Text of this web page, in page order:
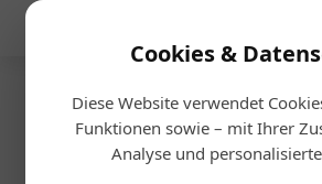
Cookies &
Diese Website verwendet
Funktionen sowie – mit Ihrer
Analyse und
Startseite/Allgemein
80 Jahre